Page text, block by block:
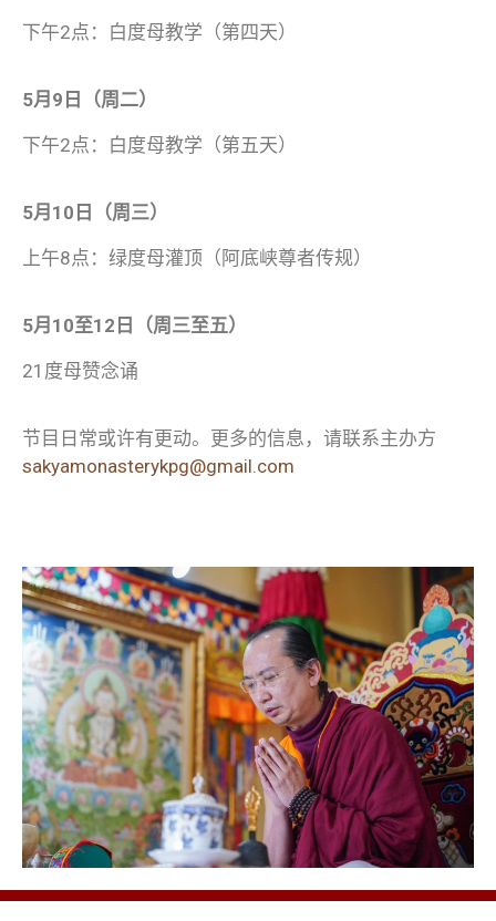
下午2点：白度母教学（第四天）
5月9日（周二）
下午2点：白度母教学（第五天）
5月10日（周三）
上午8点：绿度母灌顶（阿底峡尊者传规）
5月10至12日（周三至五）
21度母赞念诵
节目日常或许有更动。更多的信息，请联系主办方
sakyamonasterykpg@gmail.com